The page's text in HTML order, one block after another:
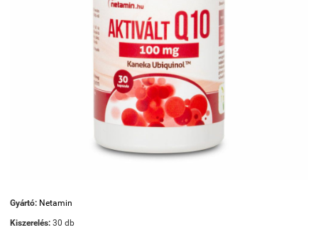
Gyártó: Netamin
Kiszerelés: 30 db